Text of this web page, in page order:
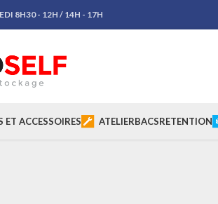
8H30 - 12H / 14H - 17H
ET ACCESSOIRES ATELIERBACSRETENTION